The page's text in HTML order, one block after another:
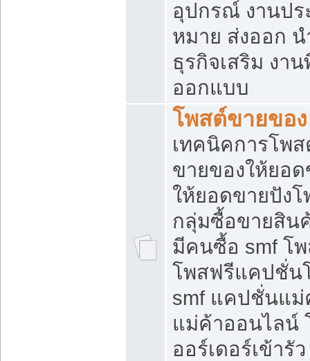
อุปกรณ์ งานป
หมาย ส่งออก น
ธุรกิจเสริม งา
ออกแบบ
โพสต์ขายของ
เทคนิคการโพ
ขายของให้ยอ
ให้ยอดขายปัง
กลุ่มซื้อขายสิน
มีคนซื้อ smf โ
โพสฟรีแคปชั่น
smf แคปชั่นแ
แม่ค้าออนไลน์
ออร์เดอร์เข้ารั